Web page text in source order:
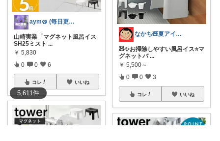
5,611件
aym🥨 (毎日更新してます🙌)
山崎実業「マグネット風呂イス
SH25ミスト ...
￥ 5,830
0 0 6
コレ いいね
なかち🧸夏アイテム＆便利グッズ✨
🧸✨お掃除しやすい風呂イス⭐️マ
グネットバ ...
￥ 5,500～
0 0 3
コレ いいね